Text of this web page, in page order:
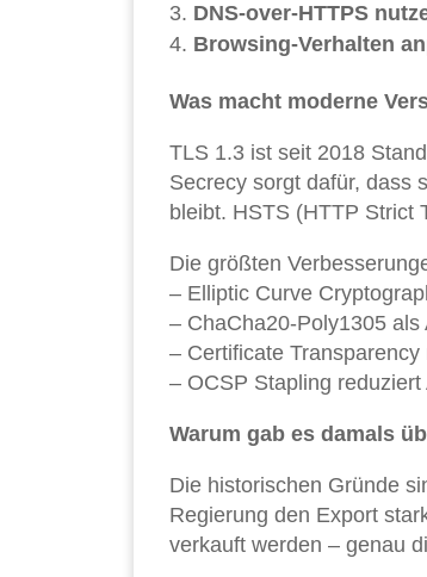
DNS-over-HTTPS
Browsing-Verhalten
Was macht moderne
TLS 1.3 ist seit 2018
Secrecy sorgt dafür, dass
bleibt. HSTS (HTTP Strict
Die größten
– Elliptic Curve
– ChaCha20-Poly1305 als
– Certificate
– OCSP Stapling reduziert
Warum gab es damals
Die historischen Gründe
Regierung den Export
verkauft werden – genau